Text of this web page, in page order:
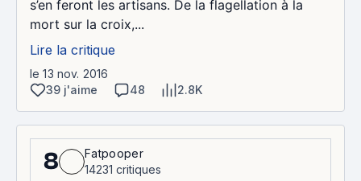
s’en feront les artisans. De la flagellation à la
mort sur la croix,...
Lire la critique
le 13 nov. 2016
39 j'aime
48 2.8K
8
Fatpooper
14231 critiques